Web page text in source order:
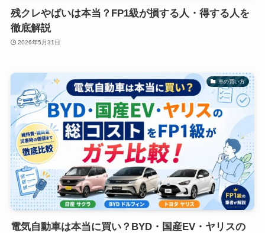
残クレやばいは本当？FP1級が損する人・得する人を
徹底解説
2026年5月31日
車の買い方
電気自動車は本当に買い？BYD・国産EV・ヤリスの